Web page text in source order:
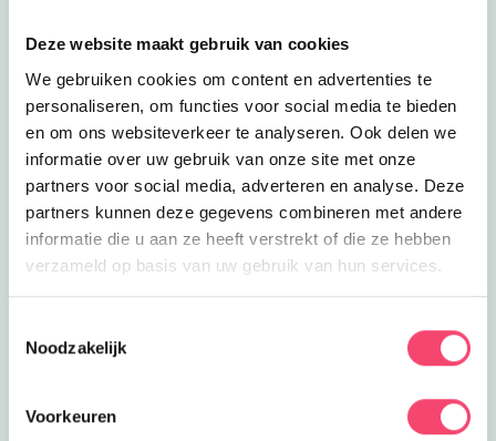
Deze website maakt gebruik van cookies
We gebruiken cookies om content en advertenties te
personaliseren, om functies voor social media te bieden
en om ons websiteverkeer te analyseren. Ook delen we
informatie over uw gebruik van onze site met onze
partners voor social media, adverteren en analyse. Deze
partners kunnen deze gegevens combineren met andere
informatie die u aan ze heeft verstrekt of die ze hebben
verzameld op basis van uw gebruik van hun services.
Noodzakelijk
Voorkeuren
De prijs voor een hele week (5 dagen) is € 320,- per
dan kost dat €66,- per dag. De gehele dag kunnen de
kinderen limonade drinken. De lunch, een stukje fruit en
wat lekkers zit bij de prijs inbegrepen.
Een zwemdiploma is verplicht.
Zijn de breng- en/of ophaaltijden voor jou niet zo handig
i.v.m. werk, dan kan er in overleg ook iets anders worden
afgesproken.
inspiratie voor uitjes met kids
Klaar voor actie? In de zomervakantie zijn er extra veel
stoere activiteiten voor kids bij het Nationaal Militair
Museum. Wie is het snelste op de stormbaan? Rijd zelf